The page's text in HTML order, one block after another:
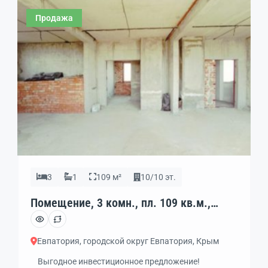
магазин или супермаркет, и т. д. Помещение
состоит из 3х изолированных комнат, одно большое
помещение, огромная кухня с оборудованием,
коридор,2 с/у, […]
Продажа
3 1 109 м² 10/10 эт.
Помещение, 3 комн., пл. 109 кв.м.,
Евпатория, городской округ Евпатория, Крым
Выгодное инвестиционное предложение!